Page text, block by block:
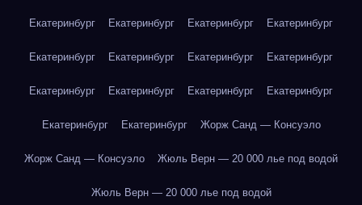
Екатеринбург Екатеринбург Екатеринбург Екатеринбург
Екатеринбург Екатеринбург Екатеринбург Екатеринбург
Екатеринбург Екатеринбург Екатеринбург Екатеринбург
Екатеринбург Екатеринбург Жорж Санд — Консуэло
Жорж Санд — Консуэло Жюль Верн — 20 000 лье под водой
Жюль Верн — 20 000 лье под водой